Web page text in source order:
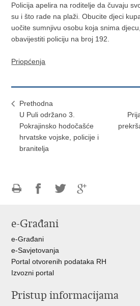
Policija apelira na roditelje da čuvaju
su i što rade na plaži. Obucite djeci
uočite sumnjivu osobu koja snima
obavijestiti policiju na broj 192.
Priopćenja
Prethodna
U Puli održano 3.
Pokrajinsko hodočašće
hrvatske vojske, policije i
branitelja
FacebookuTwitteru
e-Građani
e-Građani
e-Savjetovanja
Portal otvorenih podataka RH
Izvozni portal
Pristup informacijama